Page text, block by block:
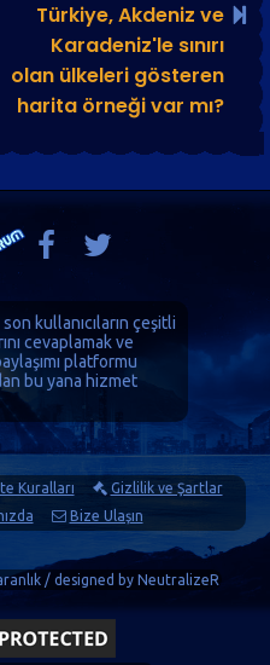
Türkiye, Akdeniz ve
Karadeniz'le sınırı
olan ülkeleri gösteren
harita örneği var mı?
son kullanıcıların çeşitli
cevaplamak ve
platformu
bu yana hizmet
Kuralları
Gizlilik ve Şartlar
Bize Ulaşın
/ designed by NeutralizeR